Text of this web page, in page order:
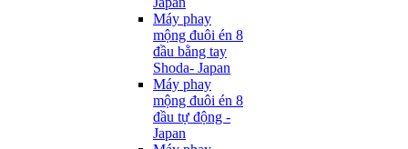
Máy phay
mộng đuôi én 8
đầu bằng tay
Shoda- Japan
Máy phay
mộng đuôi én 8
đầu tự động -
Japan